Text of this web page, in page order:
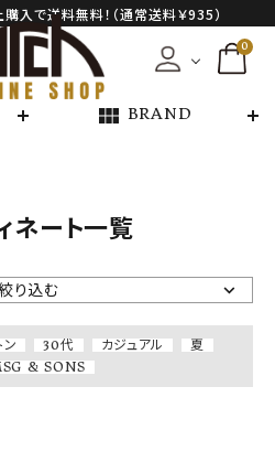
で送料無料！（通常送料￥935）
0
view_module BRAND
ネート一覧
り込む
ン 30代 カジュアル
夏
& SONS